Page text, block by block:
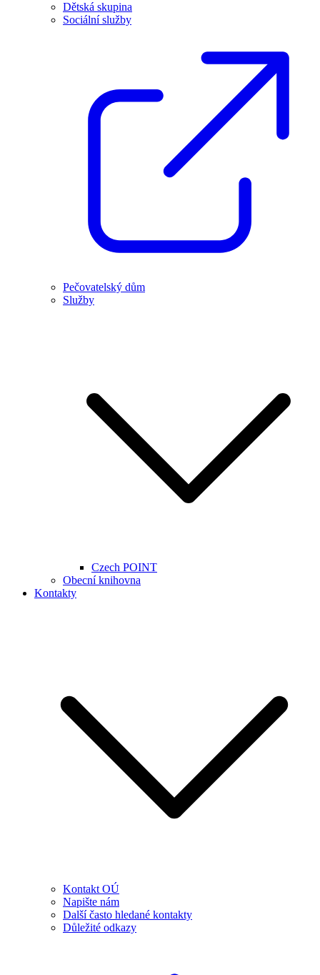
Dětská skupina
Sociální služby
Pečovatelský dům
Služby
Czech POINT
Obecní knihovna
Kontakty
Kontakt OÚ
Napište nám
Další často hledané kontakty
Důležité odkazy